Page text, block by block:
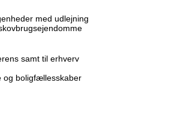
med udlejning
samt til erhverv
og boligfællesskaber